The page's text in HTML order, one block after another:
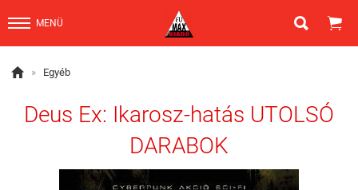
MENÜ  
 » Egyéb
Deus Ex: Ikarosz-hatás UTOLSÓ
DARABOK